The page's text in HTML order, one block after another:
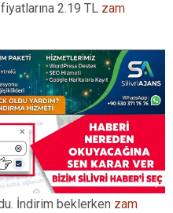
fiyatlarına 2.19 TL zam
İndirim beklerken zam